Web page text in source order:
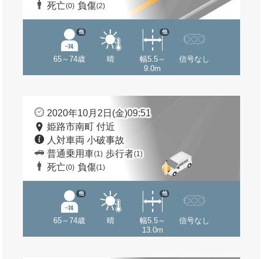
死亡(0) 負傷(2)
65～74歳
他
晴
幅5.5～
9.0m
他
信号なし
2020年10月2日(金)09:51
姫路市南町 付近
人対車両 小破事故
普通乗用車(1) 歩行者(1)
死亡(0) 負傷(1)
65～74歳
他
晴
幅5.5～
13.0m
他
信号なし